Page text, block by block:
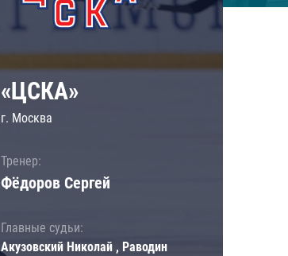
«ЦСКА»
г. Москва
Тренер:
Фёдоров Сергей
Главные судьи:
Акузовский Николай , Раводин